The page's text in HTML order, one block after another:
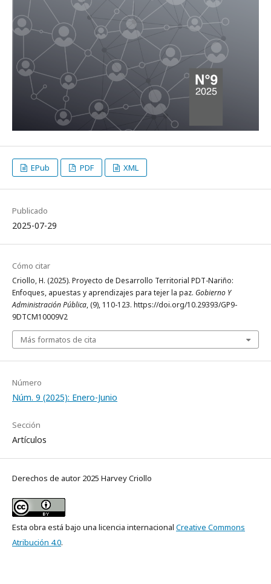
EPub PDF XML
Publicado
2025-07-29
Cómo citar
Criollo, H. (2025). Proyecto de Desarrollo Territorial PDT-Nariño:
Enfoques, apuestas y aprendizajes para tejer la paz. Gobierno Y
Administración Pública, (9), 110-123. https://doi.org/10.29393/GP9-
9DTCM10009V2
Más formatos de cita
Número
Núm. 9 (2025): Enero-Junio
Sección
Artículos
Derechos de autor 2025 Harvey Criollo
Esta obra está bajo una licencia internacional Creative Commons
Atribución 4.0.